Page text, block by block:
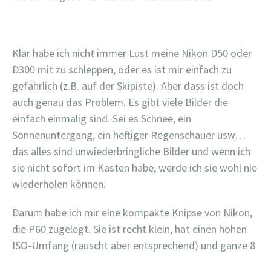
Klar habe ich nicht immer Lust meine Nikon D50 oder
D300 mit zu schleppen, oder es ist mir einfach zu
gefährlich (z.B. auf der Skipiste). Aber dass ist doch
auch genau das Problem. Es gibt viele Bilder die
einfach einmalig sind. Sei es Schnee, ein
Sonnenuntergang, ein heftiger Regenschauer usw…
das alles sind unwiederbringliche Bilder und wenn ich
sie nicht sofort im Kasten habe, werde ich sie wohl nie
wiederholen können.
Darum habe ich mir eine kompakte Knipse von Nikon,
die P60 zugelegt. Sie ist recht klein, hat einen hohen
ISO-Umfang (rauscht aber entsprechend) und ganze 8